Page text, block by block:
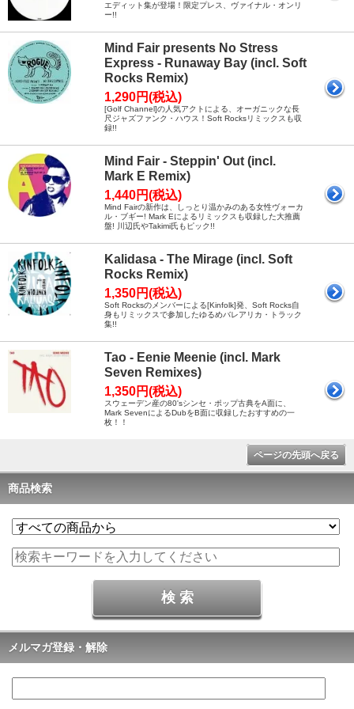
エディット集が登場！限定プレス、ヴァイナル・オンリ
ー!!
Mind Fair presents No Stress
Express - Runaway Bay (incl. Soft
Rocks Remix)
1,290円(税込)
[Golf Channel]の人気アクトによる、オーガニックな長
尺ジャズファンク・ハウス！Soft Rocksリミックスも収
録!!
Mind Fair - Steppin' Out (incl.
Mark E Remix)
1,440円(税込)
Mind Fairの新作は、しっとり温かみのある女性ヴォーカ
ル・ブギー! Mark Eによるリミックスも収録した大推薦
盤! 川辺氏やTakimi氏もピック!!
Kalidasa - The Mirage (incl. Soft
Rocks Remix)
1,350円(税込)
Soft Rocksのメンバーによる[Kinfolk]発、Soft Rocks自
身もリミックスで参加したゆるめバレアリカ・トラック
集!!
Tao - Eenie Meenie (incl. Mark
Seven Remixes)
1,350円(税込)
スウェーデン産の80'sシンセ・ポップ古典をA面に、
Mark SevenによるDubをB面に収録したおすすめの一
枚！！
ページの先頭へ戻る
商品検索
メルマガ登録・解除